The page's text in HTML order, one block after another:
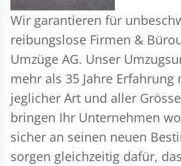
Wir garantieren für
reibungslose Firmen &
Umzüge AG. Unser
mehr als 35 Jahre Erfahrung
jeglicher Art und aller
bringen Ihr Unternehmen
sicher an seinen neuen
sorgen gleichzeitig dafür,